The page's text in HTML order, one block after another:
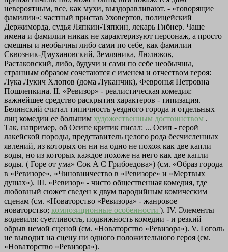
невероятным, все, как мухи, выздоравливают. - «говорящие
фамилии»: частный пристав Уховертов, полицейский
Держиморда, судья Ляпкин-Тяпкин, лекарь Гибнер. Чаще
имена и фамилии никак не характеризуют персонаж, а просто
смешны и необычны либо сами по себе, как фамилии
Сквозник-Дмухановский, Земляника, Люлюков,
Растаковский, либо, будучи и сами по себе необычны,
странным образом сочетаются с именем и отчеством героя:
Лука Лукич Хлопов (дома Луканчик), Февронья Петровна
Пошлепкина. II. «Ревизор» - реалистическая комедия:
важнейшее средство раскрытия характеров - типизация.
Белинский считал типичность уездного города и отдельных
лиц комедии ее большим художественным достоинством .
Так, например, об Осипе критик писал: ... Осип - герой
лакейской породы, представитель целого рода бесчисленных
явлений, из которых он ни на одно не похож как две капли
воды, но из которых каждое похоже на него как две капли
воды. ( Горе от ума» Сок А С Грибоедова») (см. «Образ города
в «Ревизоре», «Чиновничество в «Ревизоре» и «Мертвых
душах»). III. «Ревизор» - чисто общественная комедия, где
любовный сюжет сведен к двум пародийным комическим
сценам (см. «Новаторство «Ревизора» - жанровое
новаторство; композиционные особенности ). IV. Элементы
водевиля: суетливость, подвижность комедии - и резкий
обрыв немой сценой (см. «Новаторство «Ревизора»). V. Гоголь
не выводит на сцену ни одного положительного героя (см.
«Новаторство «Ревизора»).